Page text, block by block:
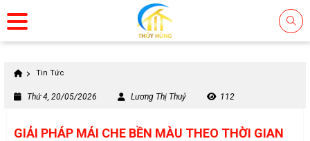
Tin Tức
Thứ 4, 20/05/2026 Lương Thị Thuỷ 112
GIẢI PHÁP MÁI CHE BỀN MÀU THEO THỜI GIAN